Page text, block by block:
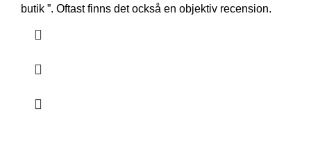
butik ”. Oftast finns det också en objektiv recension.